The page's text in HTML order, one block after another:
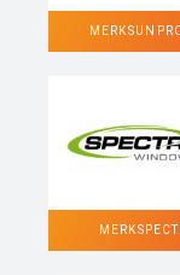
MERK SUN
MERK